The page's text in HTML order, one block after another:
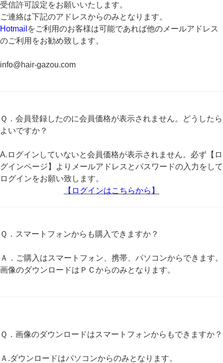
受信許可設定をお願いいたします。
ご連絡は下記のアドレスからのみとなります。
Hotmail をご利用のお客様は可能であれば他のメールアドレス
のご利用をお勧め致します。
info@hair-gazou.com
Ｑ．会員登録したのに会員価格が表示されません。どうしたら
よいですか？
A.ログインしていないと会員価格が表示されません。必ず【ロ
グインページ】よりメールアドレスとパスワードの入力をして
ログインをお願い致します。
【ロ グインはこちらから】
Ｑ．スマートフォンからも購入できますか？
Ａ．ご購入はスマートフォン、携帯、パソコンからできます。
画像のダウンロードはＰＣからのみとなります。
Ｑ．画像のダウンロードはスマートフォンからもできますか？
Ａ.ダウンロードはパソコンからのみとなります。